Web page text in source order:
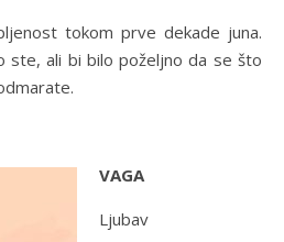
tokom prve dekade juna.
ste, ali bi bilo poželjno da se što
VAGA
Ljubav